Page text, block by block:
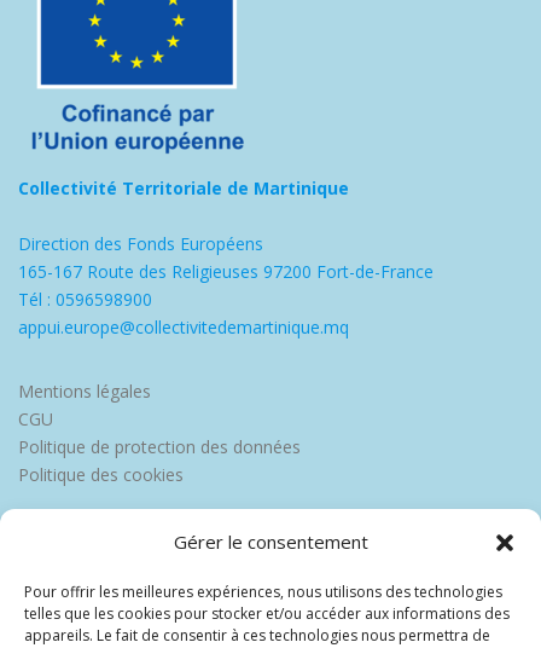
Gérer le consentement
Pour offrir les meilleures expériences, nous utilisons des technologies
telles que les cookies pour stocker et/ou accéder aux informations des
appareils. Le fait de consentir à ces technologies nous permettra de
Collectivité Territoriale de Martinique
Direction des Fonds Européens
165-167 Route des Religieuses 97200 Fort-de-France
Tél : 0596598900
appui.europe@collectivitedemartinique.mq
Mentions légales
CGU
Politique de protection des données
Politique des cookies